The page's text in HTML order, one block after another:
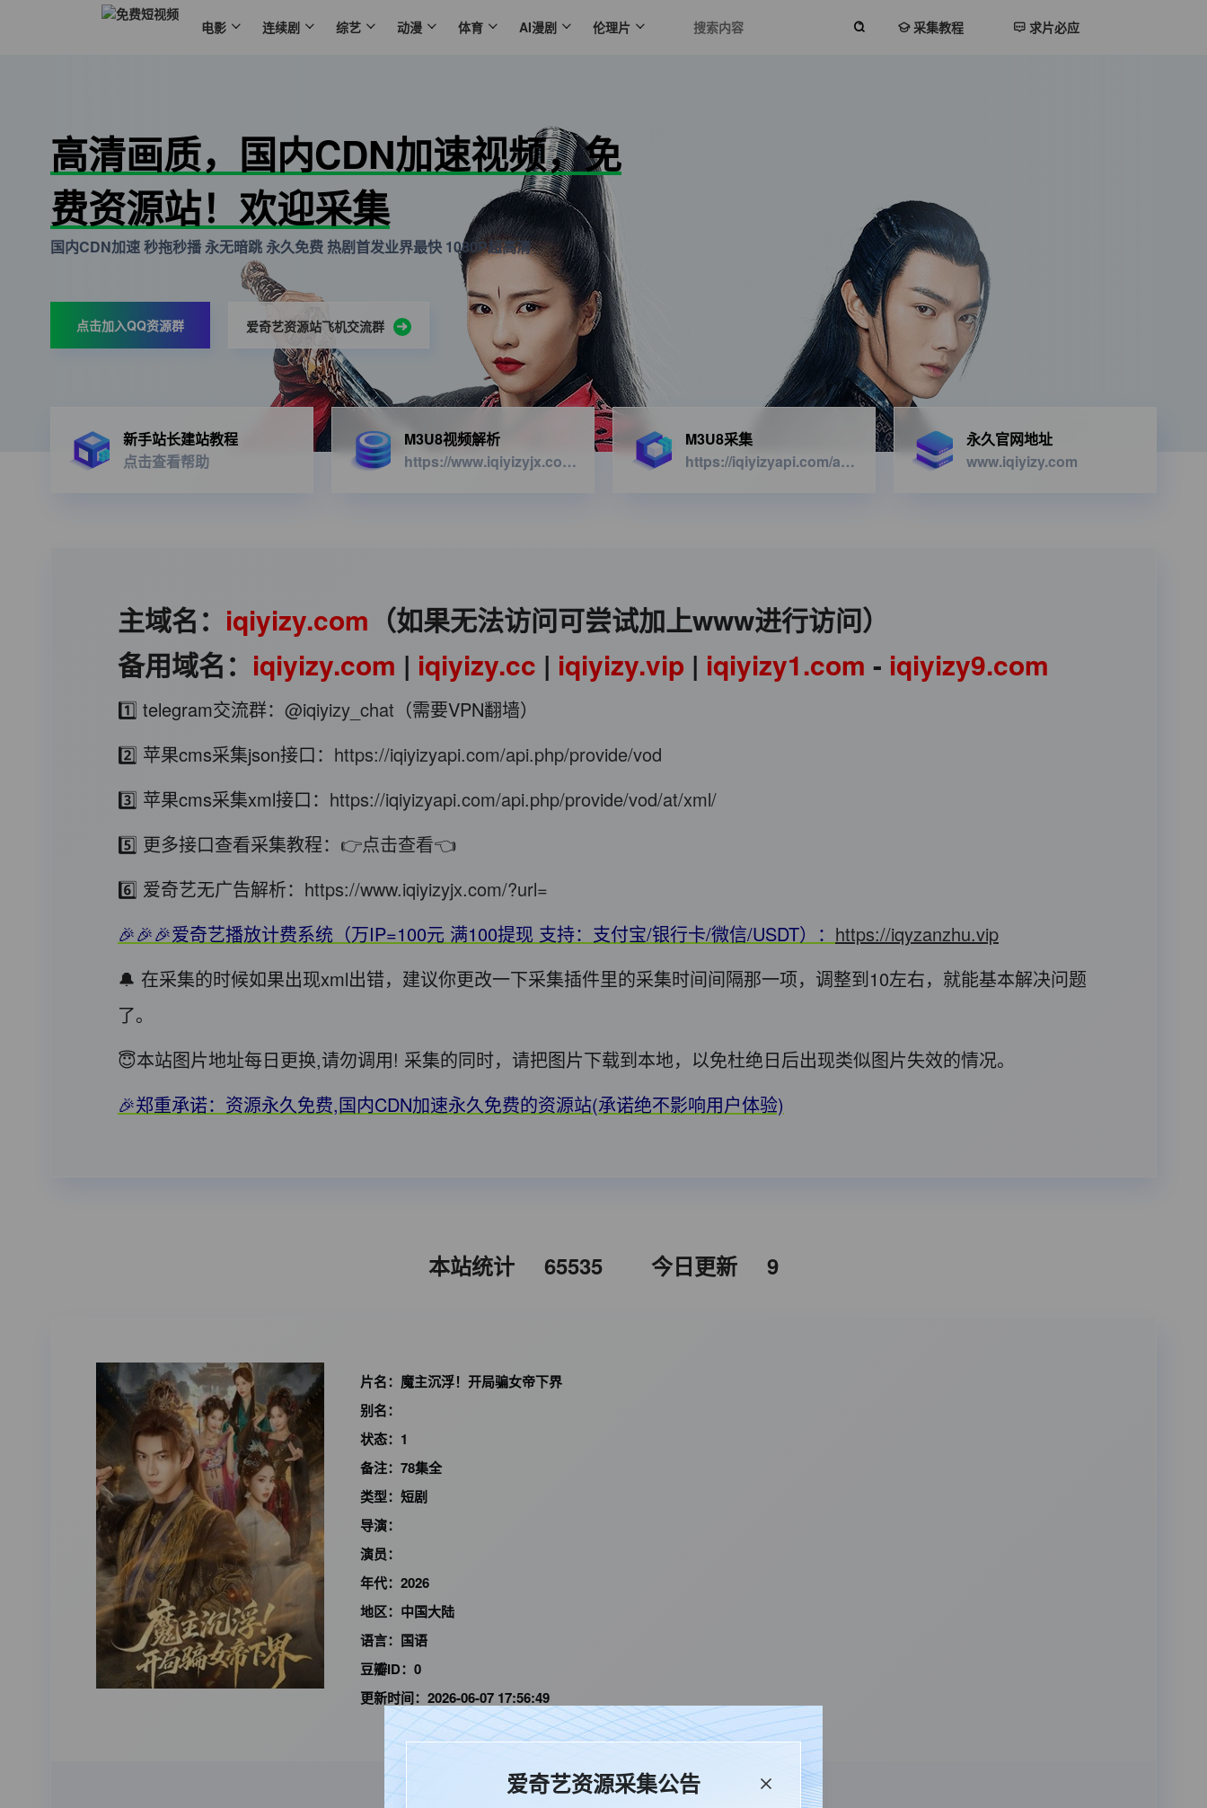
电影 连续剧 综艺 动漫 体育 AI漫剧 伦理片 采集教程 求片必应
高清画质，国内CDN加速视频，免
费资源站！欢迎采集
国内CDN加速 秒拖秒播 永无暗跳 永久免费 热剧首发业界最快 1080P超高清
点击加入QQ资源群 爱奇艺资源站飞机交流群
新手站长建站教程
点击查看帮助
M3U8视频解析
https://www.iqiyizyjx.com/?url=
M3U8采集
https://iqiyizyapi.com/api.php/provide/vod/from/snm3u8/at/xml
永久官网地址
www.iqiyizy.com
主域名： iqiyizy.com （如果无法访问可尝试加上www进行访问）
备用域名： iqiyizy.com | iqiyizy.cc | iqiyizy.vip | iqiyizy1.com - iqiyizy9.com
1️⃣ telegram交流群： @iqiyizy_chat （需要VPN翻墙）
2️⃣ 苹果cms采集json接口： https://iqiyizyapi.com/api.php/provide/vod
3️⃣ 苹果cms采集xml接口： https://iqiyizyapi.com/api.php/provide/vod/at/xml/
5️⃣ 更多接口查看采集教程： 👉点击查看👈
6️⃣ 爱奇艺无广告解析： https://www.iqiyizyjx.com/?url=
🎉🎉🎉爱奇艺播放计费系统（万IP=100元 满100提现 支持：支付宝/银行卡/微信/USDT）： https://iqyzanzhu.vip
🔔 在采集的时候如果出现xml出错，建议你更改一下采集插件里的采集时间间隔那一项，调整到10左右，就能基本解决问题
了。
😇本站图片地址每日更换,请勿调用! 采集的同时，请把图片下载到本地，以免杜绝日后出现类似图片失效的情况。
🎉郑重承诺：资源永久免费,国内CDN加速永久免费的资源站(承诺绝不影响用户体验)
本站统计 65535 今日更新 9
片名： 魔主沉浮！开局骗女帝下界
别名：
状态： 1
备注： 78集全
类型： 短剧
导演：
演员：
年代： 2026
地区： 中国大陆
语言： 国语
豆瓣ID： 0
更新时间： 2026-06-07 17:56:49
爱奇艺资源采集公告